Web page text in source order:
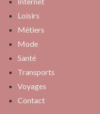
Loisirs
Métiers
Mode
Santé
Transports
Voyages
Contact